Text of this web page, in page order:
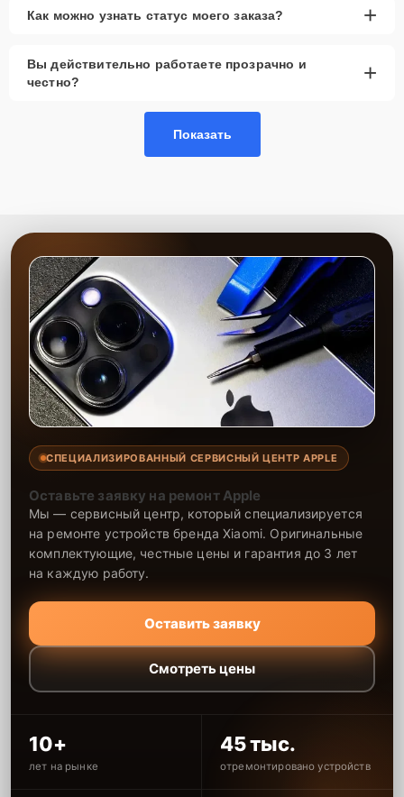
Как можно узнать статус моего заказа? +
Вы действительно работаете прозрачно и
честно?
+
Показать
СПЕЦИАЛИЗИРОВАННЫЙ СЕРВИСНЫЙ ЦЕНТР APPLE
Оставьте заявку на ремонт Apple
Мы — сервисный центр, который специализируется
на ремонте устройств бренда Xiaomi. Оригинальные
комплектующие, честные цены и гарантия до 3 лет
на каждую работу.
Оставить заявку
Смотреть цены
10+
лет на рынке
45 тыс.
отремонтировано устройств